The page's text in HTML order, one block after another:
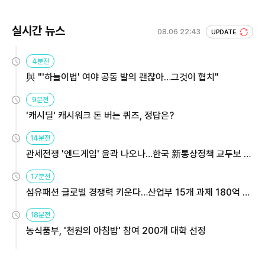
실시간 뉴스 08.06 22:43 UPDATE
4분전
與 "'하늘이법' 여야 공동 발의 괜찮아…그것이 협치"
9분전
'캐시딜' 캐시워크 돈 버는 퀴즈, 정답은?
14분전
관세전쟁 '엔드게임' 윤곽 나오나…한국 新통상정책 교두보 활
용해야
17분전
섬유패션 글로벌 경쟁력 키운다…산업부 15개 과제 180억 지
원
18분전
농식품부, '천원의 아침밥' 참여 200개 대학 선정